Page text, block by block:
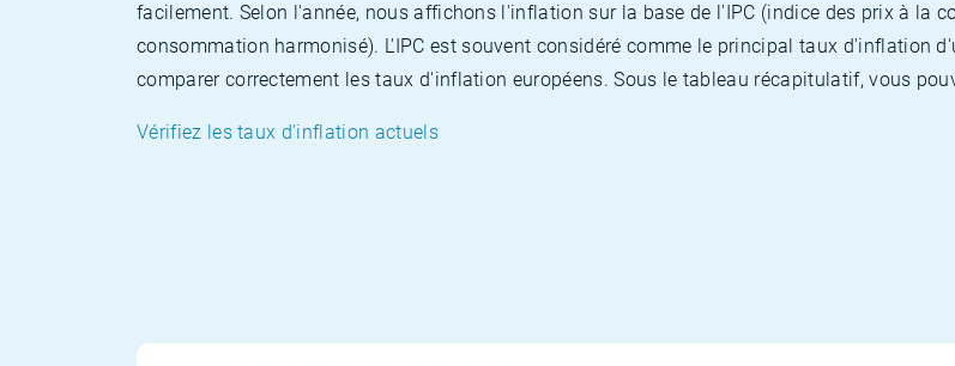
facilement. Selon l'année, nous affichons l'inflation sur la base de l'IPC (indice des prix à la
consommation harmonisé). L'IPC est souvent considéré comme le principal taux d'inflation
comparer correctement les taux d'inflation européens. Sous le tableau récapitulatif, vous
Vérifiez les taux d'inflation actuels